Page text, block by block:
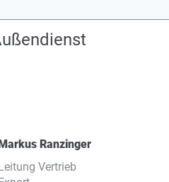
Ranzinger
Vertrieb